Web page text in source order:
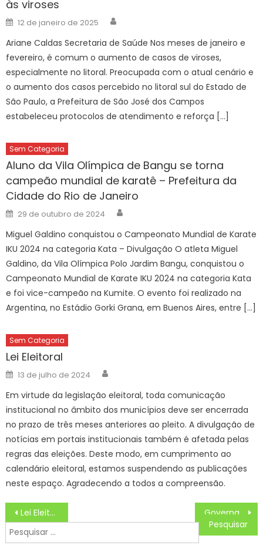
às viroses
Posted
on
12 de janeiro de 2025
Ariane Caldas Secretaria de Saúde Nos meses de janeiro e
fevereiro, é comum o aumento de casos de viroses,
especialmente no litoral. Preocupada com o atual cenário e
o aumento dos casos percebido no litoral sul do Estado de
São Paulo, a Prefeitura de São José dos Campos
estabeleceu protocolos de atendimento e reforça […]
Sem Categoria
Aluno da Vila Olímpica de Bangu se torna
campeão mundial de karatê – Prefeitura da
Cidade do Rio de Janeiro
Posted
on
29 de outubro de 2024
Miguel Galdino conquistou o Campeonato Mundial de Karate
IKU 2024 na categoria Kata – Divulgação O atleta Miguel
Galdino, da Vila Olímpica Polo Jardim Bangu, conquistou o
Campeonato Mundial de Karate IKU 2024 na categoria Kata
e foi vice-campeão na Kumite. O evento foi realizado na
Argentina, no Estádio Gorki Grana, em Buenos Aires, entre […]
Sem Categoria
Lei Eleitoral
Posted
on
13 de julho de 2024
Em virtude da legislação eleitoral, toda comunicação
institucional no âmbito dos municípios deve ser encerrada
no prazo de três meses anteriores ao pleito. A divulgação de
notícias em portais institucionais também é afetada pelas
regras das eleições. Deste modo, em cumprimento ao
calendário eleitoral, estamos suspendendo as publicações
neste espaço. Agradecendo a todos a compreensão.
Navegação
de
Post
Lei Eleitoral
Pesquisar
por: